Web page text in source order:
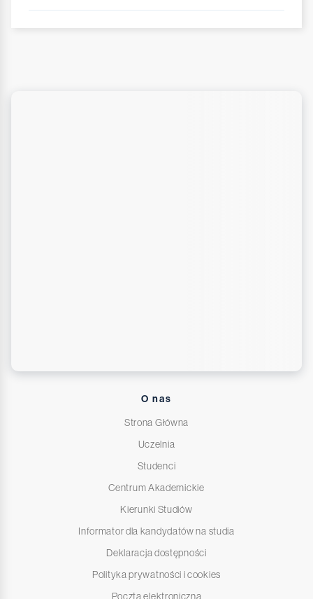
O nas
Strona Główna
Uczelnia
Studenci
Centrum Akademickie
Kierunki Studiów
Informator dla kandydatów na studia
Deklaracja dostępności
Polityka prywatności i cookies
Poczta elektroniczna